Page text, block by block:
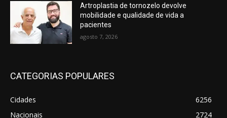
Artroplastia de tornozelo devolve
mobilidade e qualidade de vida a
pacientes
agosto 7, 2026
CATEGORIAS POPULARES
Cidades
6256
Nacionais
2724